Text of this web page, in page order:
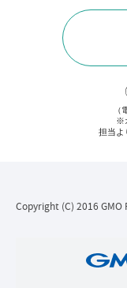
※
担当よ
Copyright (C) 2016 GMO